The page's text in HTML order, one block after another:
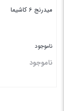
میدرنج 6 کاشیما
ناموجود
ناموجود